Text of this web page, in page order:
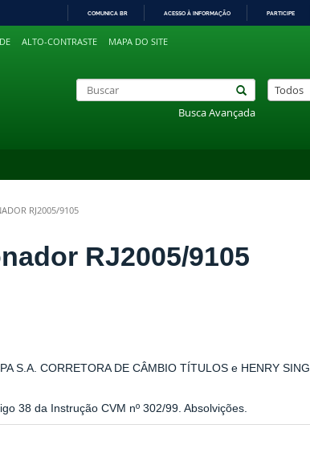
PARA
COMUNICA BR ACESSO À INFORMAÇÃO PARTICIPE
ALTO-CONTRASTE MAPA DO SITE
Busca Avançada
Todos
RJ2005/9105
RJ2005/9105
S.A. CORRETORA DE CÂMBIO TÍTULOS e HENRY
38 da Instrução CVM nº 302/99. Absolvições.